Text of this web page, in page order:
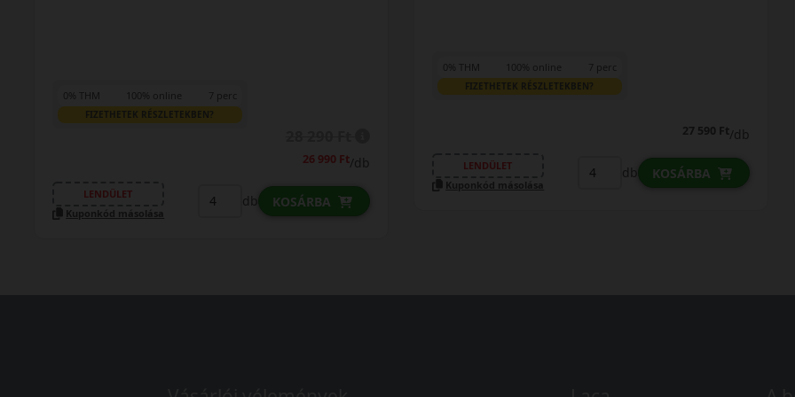
100% online 7 perc
FIZETHETEK RÉSZLETEKBEN?
/db
Kuponkód másolása
KOSÁRBA
100% online 7 perc
FIZETHETEK RÉSZLETEKBEN?
/db
Kuponkód másolása
KOSÁRBA